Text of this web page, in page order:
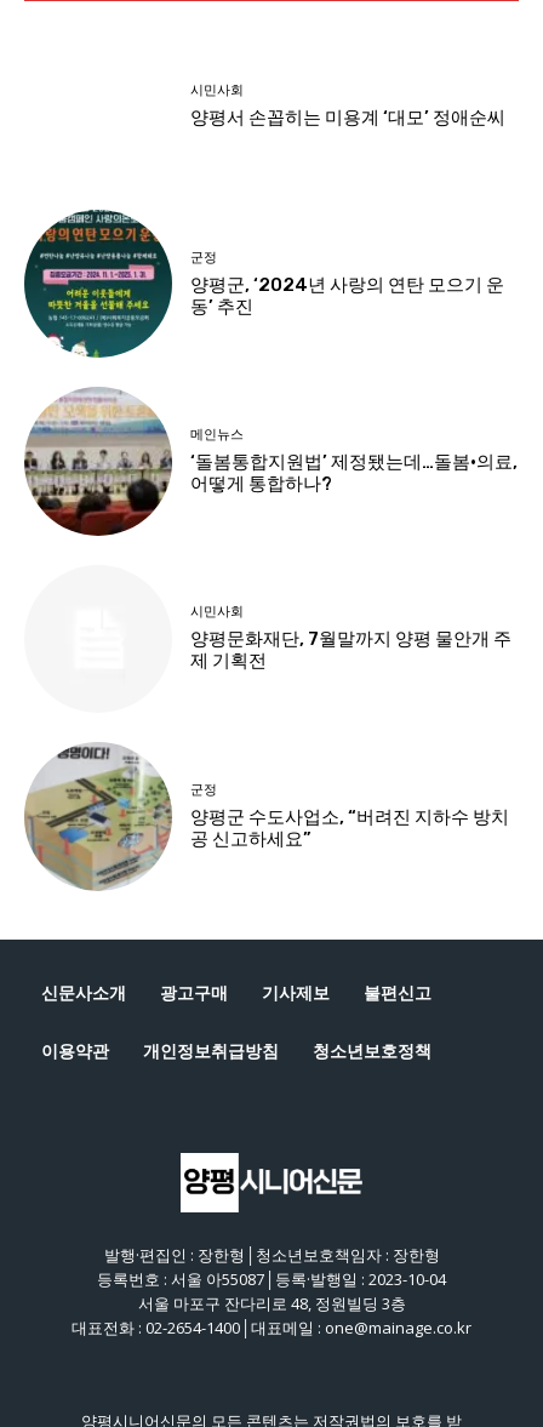
신문사소개 광고구매 기사제보 불편신고
이용약관 개인정보취급방침 청소년보호정책
발행·편집인 : 장한형│청소년보호책임자 : 장한형
등록번호 : 서울 아55087│등록·발행일 : 2023-10-04
서울 마포구 잔다리로 48, 정원빌딩 3층
대표전화 : 02-2654-1400│대표메일 : one@mainage.co.kr
양평시니어신문의 모든 콘텐츠는 저작권법의 보호를 받